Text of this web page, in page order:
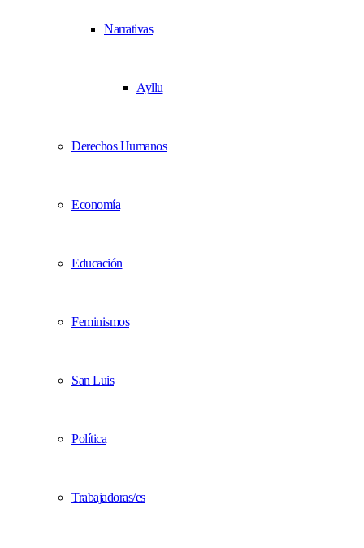
Narrativas
Ayllu
Derechos Humanos
Economía
Educación
Feminismos
San Luis
Política
Trabajadoras/es